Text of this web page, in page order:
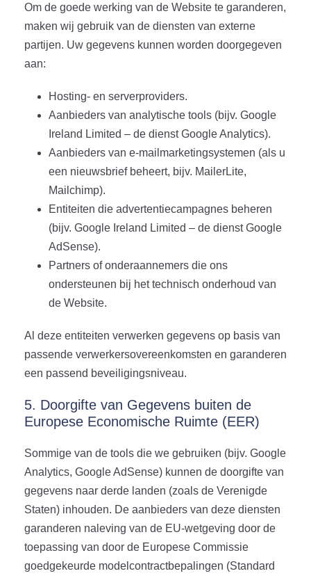
Om de goede werking van de Website te garanderen,
maken wij gebruik van de diensten van externe
partijen. Uw gegevens kunnen worden doorgegeven
aan:
Hosting- en serverproviders.
Aanbieders van analytische tools (bijv. Google
Ireland Limited – de dienst Google Analytics).
Aanbieders van e-mailmarketingsystemen (als u
een nieuwsbrief beheert, bijv. MailerLite,
Mailchimp).
Entiteiten die advertentiecampagnes beheren
(bijv. Google Ireland Limited – de dienst Google
AdSense).
Partners of onderaannemers die ons
ondersteunen bij het technisch onderhoud van
de Website.
Al deze entiteiten verwerken gegevens op basis van
passende verwerkersovereenkomsten en garanderen
een passend beveiligingsniveau.
5. Doorgifte van Gegevens buiten de
Europese Economische Ruimte (EER)
Sommige van de tools die we gebruiken (bijv. Google
Analytics, Google AdSense) kunnen de doorgifte van
gegevens naar derde landen (zoals de Verenigde
Staten) inhouden. De aanbieders van deze diensten
garanderen naleving van de EU-wetgeving door de
toepassing van door de Europese Commissie
goedgekeurde modelcontractbepalingen (Standard